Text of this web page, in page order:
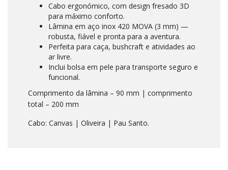
Cabo ergonómico, com design fresado 3D
para máximo conforto.
Lâmina em aço inox 420 MOVA (3 mm) —
robusta, fiável e pronta para a aventura.
Perfeita para caça, bushcraft e atividades ao
ar livre.
Inclui bolsa em pele para transporte seguro e
funcional.
Comprimento da lâmina – 90 mm | comprimento
total – 200 mm
Cabo: Canvas | Oliveira | Pau Santo.